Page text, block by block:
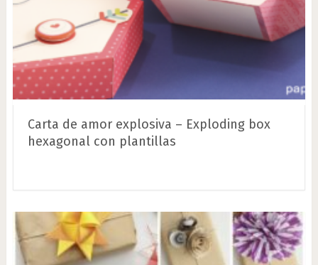
Carta de amor explosiva – Exploding box
hexagonal con plantillas